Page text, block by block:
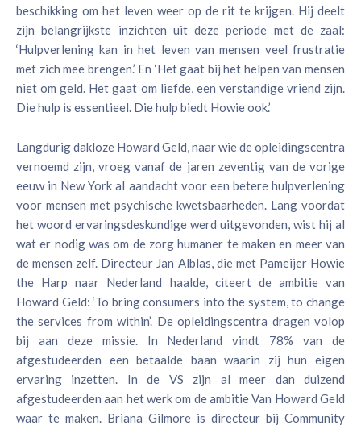
beschikking om het leven weer op de rit te krijgen. Hij deelt
zijn belangrijkste inzichten uit deze periode met de zaal:
‘Hulpverlening kan in het leven van mensen veel frustratie
met zich mee brengen.’ En ‘Het gaat bij het helpen van mensen
niet om geld. Het gaat om liefde, een verstandige vriend zijn.
Die hulp is essentieel. Die hulp biedt Howie ook.’
Langdurig dakloze Howard Geld, naar wie de opleidingscentra
vernoemd zijn, vroeg vanaf de jaren zeventig van de vorige
eeuw in New York al aandacht voor een betere hulpverlening
voor mensen met psychische kwetsbaarheden. Lang voordat
het woord ervaringsdeskundige werd uitgevonden, wist hij al
wat er nodig was om de zorg humaner te maken en meer van
de mensen zelf. Directeur Jan Alblas, die met Pameijer Howie
the Harp naar Nederland haalde, citeert de ambitie van
Howard Geld: ‘To bring consumers into the system, to change
the services from within’. De opleidingscentra dragen volop
bij aan deze missie. In Nederland vindt 78% van de
afgestudeerden een betaalde baan waarin zij hun eigen
ervaring inzetten. In de VS zijn al meer dan duizend
afgestudeerden aan het werk om de ambitie Van Howard Geld
waar te maken. Briana Gilmore is directeur bij Community